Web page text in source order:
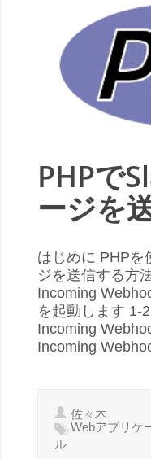
PHPで
ージを
はじめに PHPを
ジを送信する方
Incoming
を起動します 1-
Incoming
Incoming
佐々木
Webアプリケ
ル